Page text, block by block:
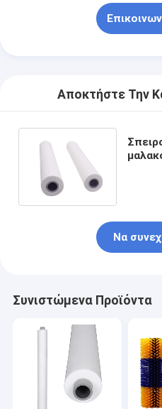
Αποκτήστε Την
Να
Συνιστώμενα Προϊόντα